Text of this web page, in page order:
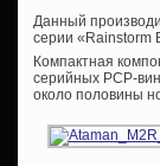
Данный
серии «Rainstorm
Компактная
серийных PCP-
около половины